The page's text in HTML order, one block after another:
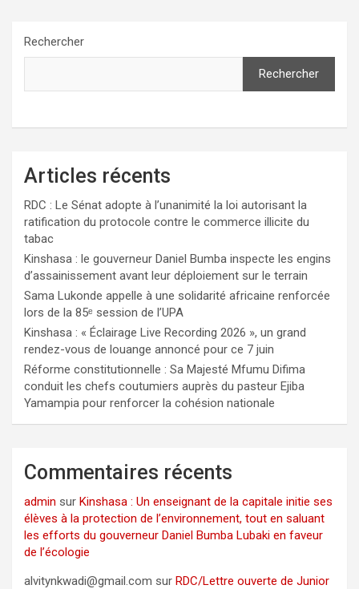
Rechercher
Rechercher
Articles récents
RDC : Le Sénat adopte à l’unanimité la loi autorisant la
ratification du protocole contre le commerce illicite du
tabac
Kinshasa : le gouverneur Daniel Bumba inspecte les engins
d’assainissement avant leur déploiement sur le terrain
Sama Lukonde appelle à une solidarité africaine renforcée
lors de la 85ᵉ session de l’UPA
Kinshasa : « Éclairage Live Recording 2026 », un grand
rendez-vous de louange annoncé pour ce 7 juin
Réforme constitutionnelle : Sa Majesté Mfumu Difima
conduit les chefs coutumiers auprès du pasteur Ejiba
Yamampia pour renforcer la cohésion nationale
Commentaires récents
admin sur Kinshasa : Un enseignant de la capitale initie ses
élèves à la protection de l’environnement, tout en saluant
les efforts du gouverneur Daniel Bumba Lubaki en faveur
de l’écologie
alvitynkwadi@gmail.com sur RDC/Lettre ouverte de Junior